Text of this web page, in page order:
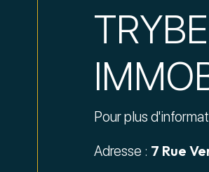
TRYBE
Pour plus
Adresse : 7 Rue